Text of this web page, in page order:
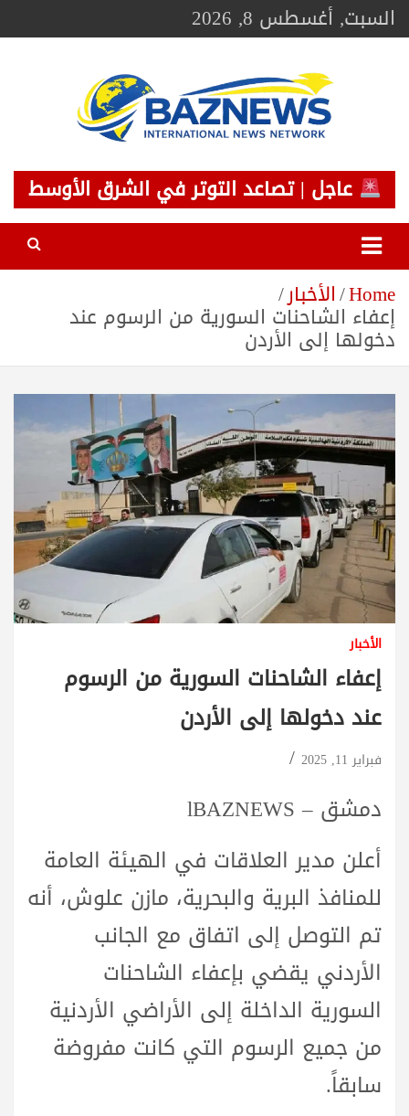
Skip
toالسبت, أغسطس 8, 2026
BAZNEWS
شبكة باز الإخبارية
عاجل | تصاعد التوتر في الشرق الأوسط
Home الأخبار
إعفاء الشاحنات السورية من الرسوم عند
دخولها إلى الأردن
الأخبار
إعفاء الشاحنات السورية من الرسوم
عند دخولها إلى الأردن
فبراير 11, 2025
دمشق – lBAZNEWS
أعلن مدير العلاقات في الهيئة العامة
للمنافذ البرية والبحرية، مازن علوش، أنه
تم التوصل إلى اتفاق مع الجانب
الأردني يقضي بإعفاء الشاحنات
السورية الداخلة إلى الأراضي الأردنية
من جميع الرسوم التي كانت مفروضة
سابقاً.